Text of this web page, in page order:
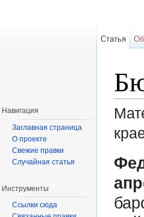
Статья
Навигация
Заглавная страница
О проекте
Свежие правки
Случайная статья
Инструменты
Ссылки сюда